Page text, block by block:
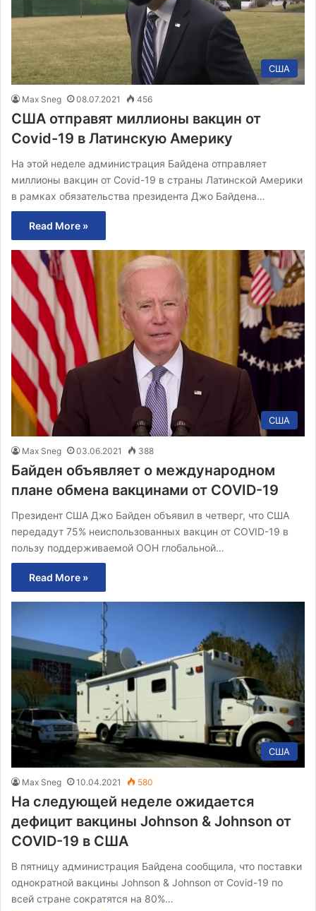
США
Max Sneg 08.07.2021 456
США отправят миллионы вакцин от
Covid-19 в Латинскую Америку
На этой неделе администрация Байдена отправляет
миллионы вакцин от Covid-19 в страны Латинской Америки
в рамках обязательства президента Джо Байдена…
Read More »
США
Max Sneg 03.06.2021 388
Байден объявляет о международном
плане обмена вакцинами от COVID-19
Президент США Джо Байден объявил в четверг, что США
передадут 75% неиспользованных вакцин от COVID-19 в
пользу поддерживаемой ООН глобальной…
Read More »
США
Max Sneg 10.04.2021 580
На следующей неделе ожидается
дефицит вакцины Johnson & Johnson от
COVID-19 в США
В пятницу администрация Байдена сообщила, что поставки
однократной вакцины Johnson & Johnson от Covid-19 по
всей стране сократятся на 80%…